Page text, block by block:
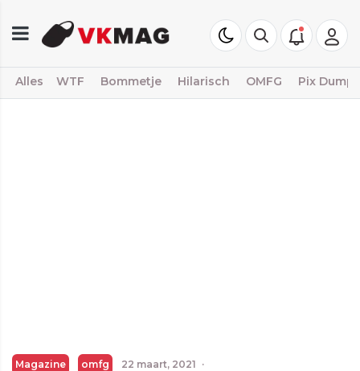
Alles WTF Bommetje Hilarisch OMFG Pix Dump
Magazine omfg 22 maart, 2021 ·